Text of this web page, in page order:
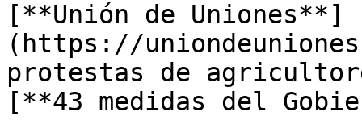
[**Unión de Uniones**]
(https://
protestas de
[**43 medidas del